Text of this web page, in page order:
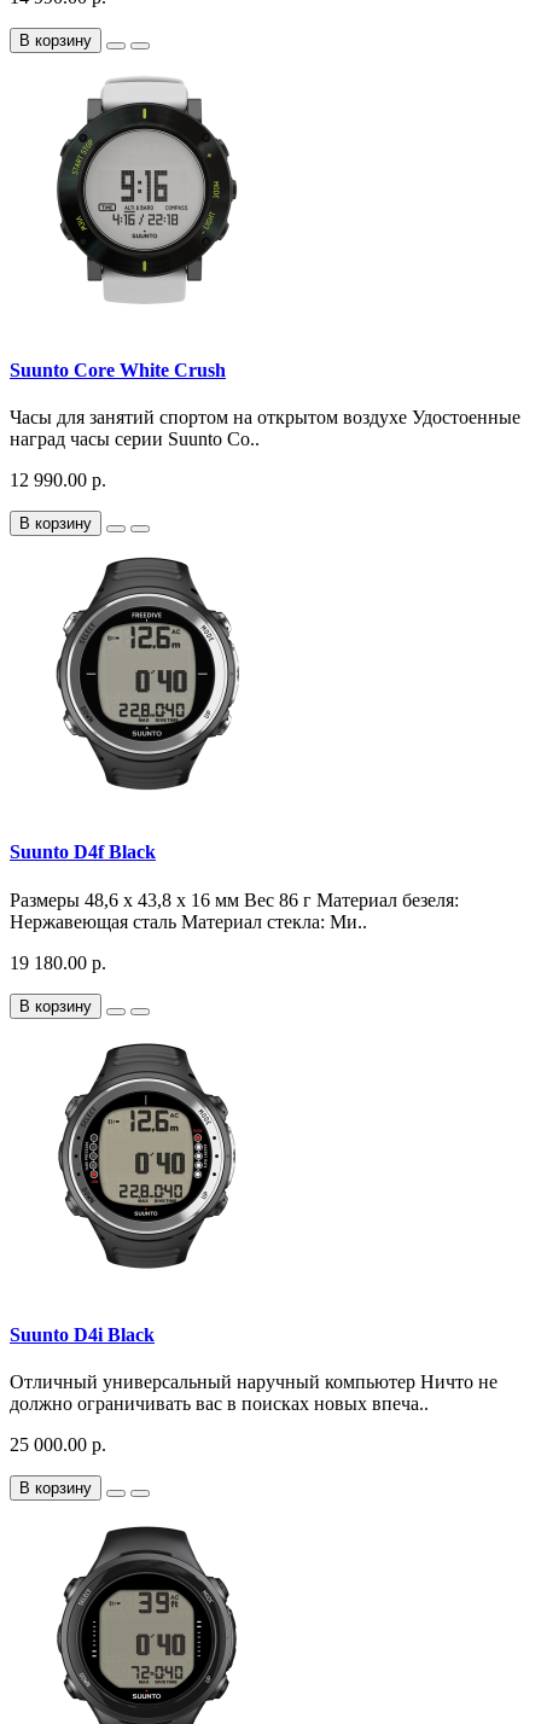
В корзину
Suunto Core White Crush
Часы для занятий спортом на открытом воздухе Удостоенные
наград часы серии Suunto Co..
12 990.00 р.
В корзину
Suunto D4f Black
Размеры 48,6 x 43,8 x 16 мм Вес 86 г Материал безеля:
Нержавеющая сталь Материал стекла: Ми..
19 180.00 р.
В корзину
Suunto D4i Black
Отличный универсальный наручный компьютер Ничто не
должно ограничивать вас в поисках новых впеча..
25 000.00 р.
В корзину